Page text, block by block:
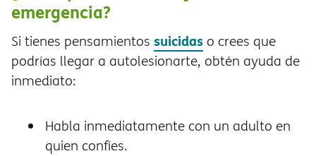
emergencia?
Si tienes pensamientos suicidas o crees que
podrías llegar a autolesionarte, obtén ayuda de
inmediato:
Habla inmediatamente con un adulto en
quien confíes.